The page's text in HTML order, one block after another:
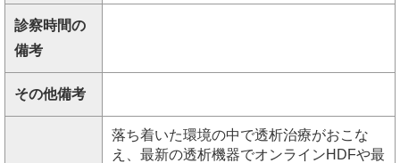
診察時間の
備考
その他備考
落ち着いた環境の中で透析治療がおこな
え、最新の透析機器でオンラインHDFや最